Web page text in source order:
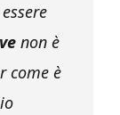
non è
come è